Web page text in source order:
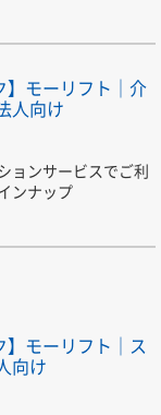
】モーリフト｜介
人向け
ョンサービスでご利
ンナップ
】モーリフト｜ス
向け